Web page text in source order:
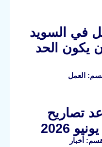
في السويد
يكون الحد
العمل
تصاريح
2026
أخبار